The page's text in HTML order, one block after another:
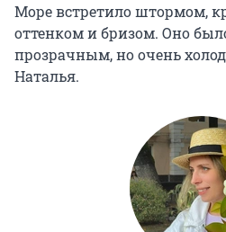
Море встретило штормом,
оттенком и бризом. Оно
прозрачным, но очень
Наталья.